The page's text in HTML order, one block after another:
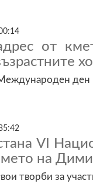
от
ден
VI
на
творби за